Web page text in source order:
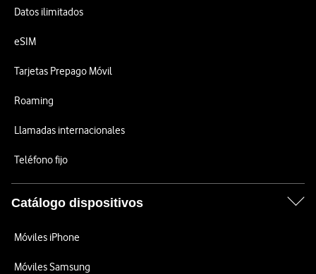
Datos ilimitados
eSIM
Tarjetas Prepago Móvil
Roaming
Llamadas internacionales
Teléfono fijo
Catálogo dispositivos
Móviles iPhone
Móviles Samsung